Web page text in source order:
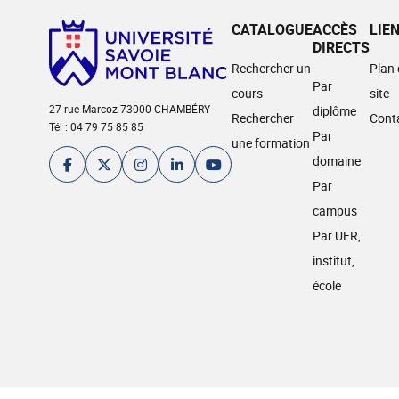
27 rue Marcoz 73000 CHAMBÉRY
Tél : 04 79 75 85 85
CATALOGUE
Rechercher un
cours
Rechercher
une formation
ACCÈS
DIRECTS
Par
diplôme
Par
domaine
Par
campus
Par UFR,
institut,
école
Plan
site